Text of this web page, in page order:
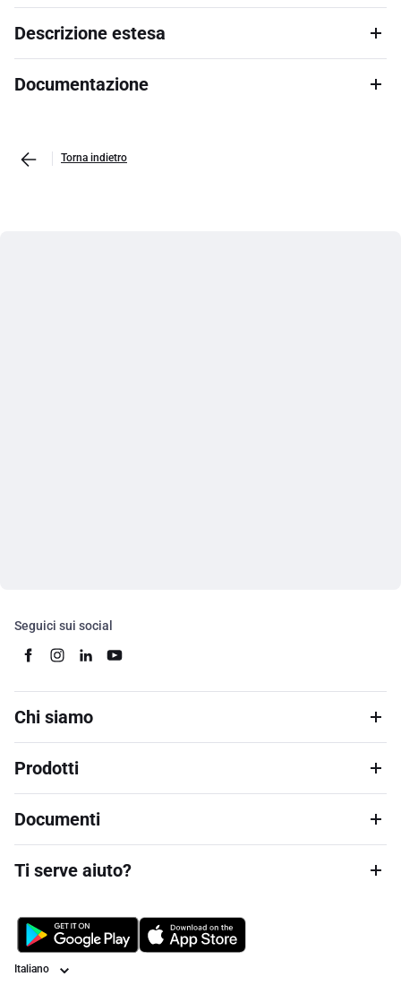
Descrizione estesa
Documentazione
Torna indietro
Seguici sui social
Chi siamo
Prodotti
Documenti
Ti serve aiuto?
Lingua